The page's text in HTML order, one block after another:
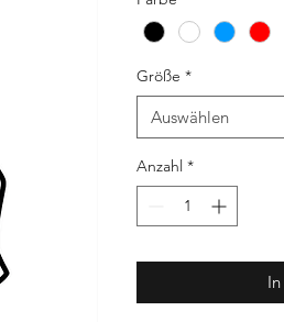
Größe *
Auswählen
Anzahl *